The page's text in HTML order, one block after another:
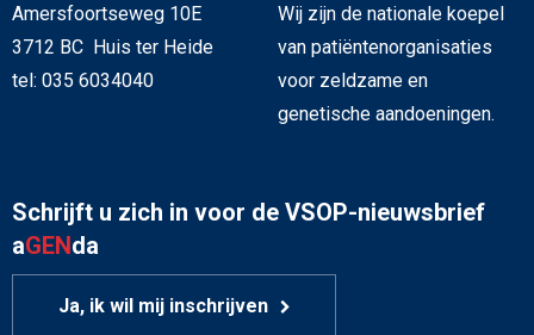
Amersfoortseweg 10E
3712 BC Huis ter Heide
tel: 035 6034040
Wij zijn de nationale koepel
van patiëntenorganisaties
voor zeldzame en
genetische aandoeningen.
Schrijft u zich in voor de VSOP-nieuwsbrief
aGENda
Ja, ik wil mij inschrijven